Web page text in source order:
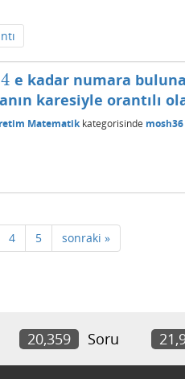
4
4 e kadar numara
karesiyle orantılı
Matematik kategorisinde mosh36
4 5 sonraki »
20,359 Soru